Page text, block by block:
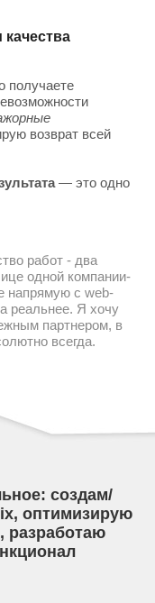
получаете
возврат всей
— это одно
работ - два
одной компании-
напрямую с web-
реальнее. Я хочу
партнером, в
всегда.
создам/
оптимизирую
разработаю